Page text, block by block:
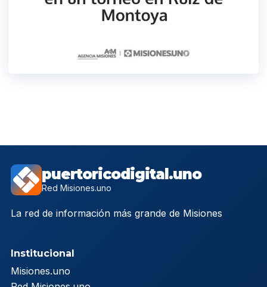
puertoricodigital.uno
Red Misiones.uno
La red de información más grande de Misiones
Institucional
Misiones.uno